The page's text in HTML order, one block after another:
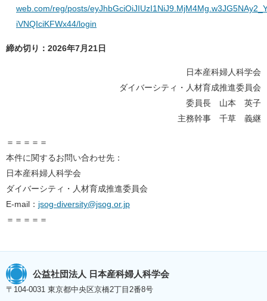
web.com/reg/posts/
iVNQIciKFWx44/login
締め切り：2026年7月21日
日本産科婦人科学会
ダイバーシティ・人材育成推進委員会
委員長 山本 英子
主務幹事 千草 義継
＝＝＝＝＝
本件に関するお問い合わせ先：
日本産科婦人科学会
ダイバーシティ・人材育成推進委員会
E-mail： jsog-diversity@jsog.or.jp
＝＝＝＝＝
公益社団法人 日本産科婦人科学会
〒104-0031 東京都中央区京橋2丁目2番8号